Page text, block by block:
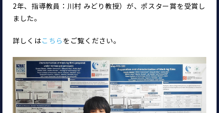
2年、指導教員：川村 みどり教授）が、ポスター賞を受賞し
ました。
詳しくはこちら をご覧ください。